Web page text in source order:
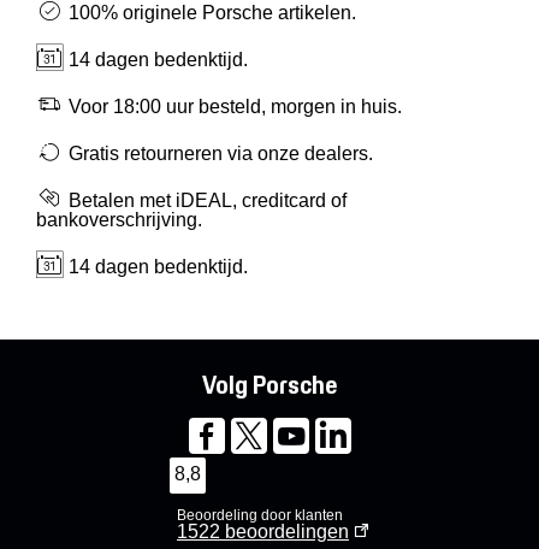
Mijn account
Meer Porsche
Porsche informatie
100% originele Porsche artikelen.
14 dagen bedenktijd.
Voor 18:00 uur besteld, morgen in huis.
Gratis retourneren via onze dealers.
Betalen met iDEAL, creditcard of
bankoverschrijving.
14 dagen bedenktijd.
Volg Porsche
8,8
Beoordeling door klanten
1522 beoordelingen